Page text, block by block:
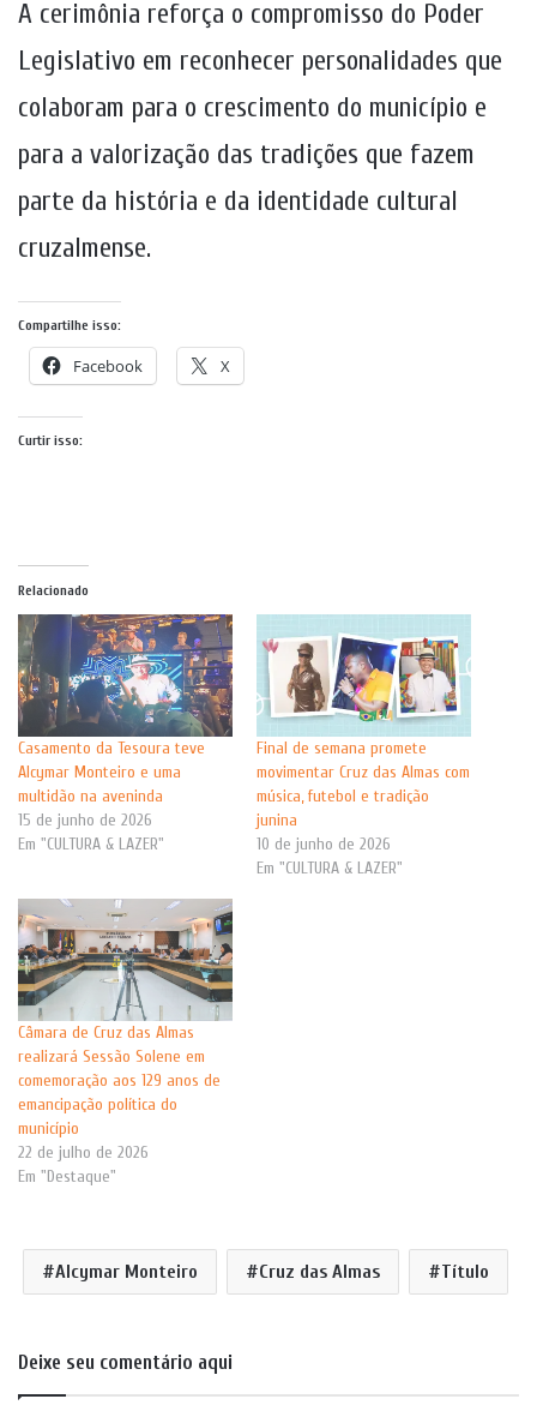
A cerimônia reforça o compromisso do Poder
Legislativo em reconhecer personalidades que
colaboram para o crescimento do município e
para a valorização das tradições que fazem
parte da história e da identidade cultural
cruzalmense.
Compartilhe isso:
Facebook X
Curtir isso:
Relacionado
Casamento da Tesoura teve
Alcymar Monteiro e uma
multidão na aveninda
15 de junho de 2026
Em "CULTURA & LAZER"
Final de semana promete
movimentar Cruz das Almas com
música, futebol e tradição
junina
10 de junho de 2026
Em "CULTURA & LAZER"
Câmara de Cruz das Almas
realizará Sessão Solene em
comemoração aos 129 anos de
emancipação política do
município
22 de julho de 2026
Em "Destaque"
Alcymar Monteiro Cruz das Almas Título
Deixe seu comentário aqui